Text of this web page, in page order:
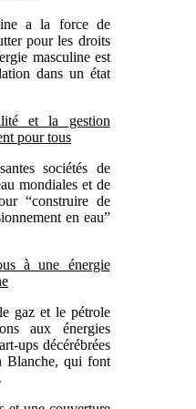
a la force de
pour les droits
masculine est
dans un état
et la gestion
pour tous
sociétés de
mondiales et de
“construire de
en eau”
à une énergie
gaz et le pétrole
aux énergies
ups décérébrées
Blanche, qui font